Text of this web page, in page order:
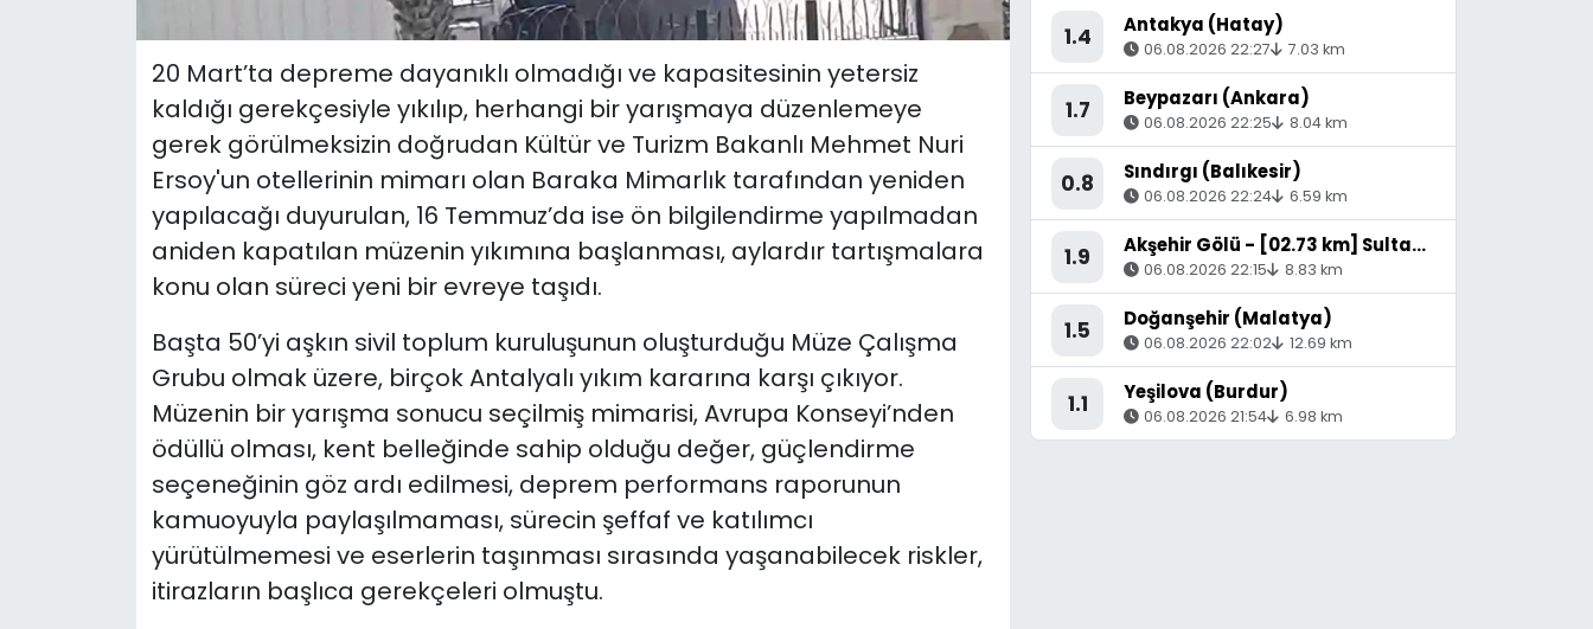
20 Mart’ta depreme dayanıklı olmadığı ve kapasitesinin yetersiz
kaldığı gerekçesiyle yıkılıp, herhangi bir yarışmaya düzenlemeye
gerek görülmeksizin doğrudan Kültür ve Turizm Bakanlı Mehmet Nuri
Ersoy'un otellerinin mimarı olan Baraka Mimarlık tarafından yeniden
yapılacağı duyurulan, 16 Temmuz’da ise ön bilgilendirme yapılmadan
aniden kapatılan müzenin yıkımına başlanması, aylardır tartışmalara
konu olan süreci yeni bir evreye taşıdı.
Başta 50’yi aşkın sivil toplum kuruluşunun oluşturduğu Müze Çalışma
Grubu olmak üzere, birçok Antalyalı yıkım kararına karşı çıkıyor.
Müzenin bir yarışma sonucu seçilmiş mimarisi, Avrupa Konseyi’nden
ödüllü olması, kent belleğinde sahip olduğu değer, güçlendirme
seçeneğinin göz ardı edilmesi, deprem performans raporunun
kamuoyuyla paylaşılmaması, sürecin şeffaf ve katılımcı
yürütülmemesi ve eserlerin taşınması sırasında yaşanabilecek riskler,
itirazların başlıca gerekçeleri olmuştu.
1.4 Antakya (Hatay)
06.08.2026 22:27 7.03 km
1.7 Beypazarı (Ankara)
06.08.2026 22:25 8.04 km
0.8 Sındırgı (Balıkesir)
06.08.2026 22:24 6.59 km
1.9 Akşehir Gölü - [02.73 km] Sultandağı (Afyonkarahisar)
06.08.2026 22:15 8.83 km
1.5 Doğanşehir (Malatya)
06.08.2026 22:02 12.69 km
1.1 Yeşilova (Burdur)
06.08.2026 21:54 6.98 km